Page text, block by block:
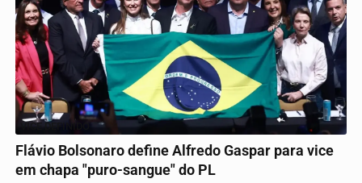
VICE DEFINIDO
Flávio Bolsonaro define Alfredo Gaspar para vice
em chapa "puro-sangue" do PL